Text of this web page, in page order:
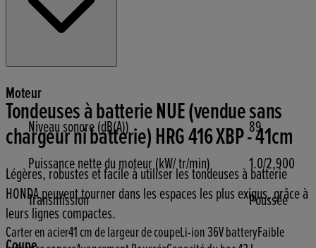
Moteur
Niveau sonore (dB(A))
89
Puissance nette du moteur (kW/ tr/min)
1.0/2,900
Transmission
Poussée
Tondeuses à batterie NUE (vendue sans
chargeur ni batterie) HRG 416 XBP - 41cm
Légères, robustes et facile à utiliser les tondeuses à batterie
HONDA peuvent tourner dans les espaces les plus exigus, grâce à
leurs lignes compactes.
Carter en acier41 cm de largeur de coupeLi-ion 36V batteryFaible